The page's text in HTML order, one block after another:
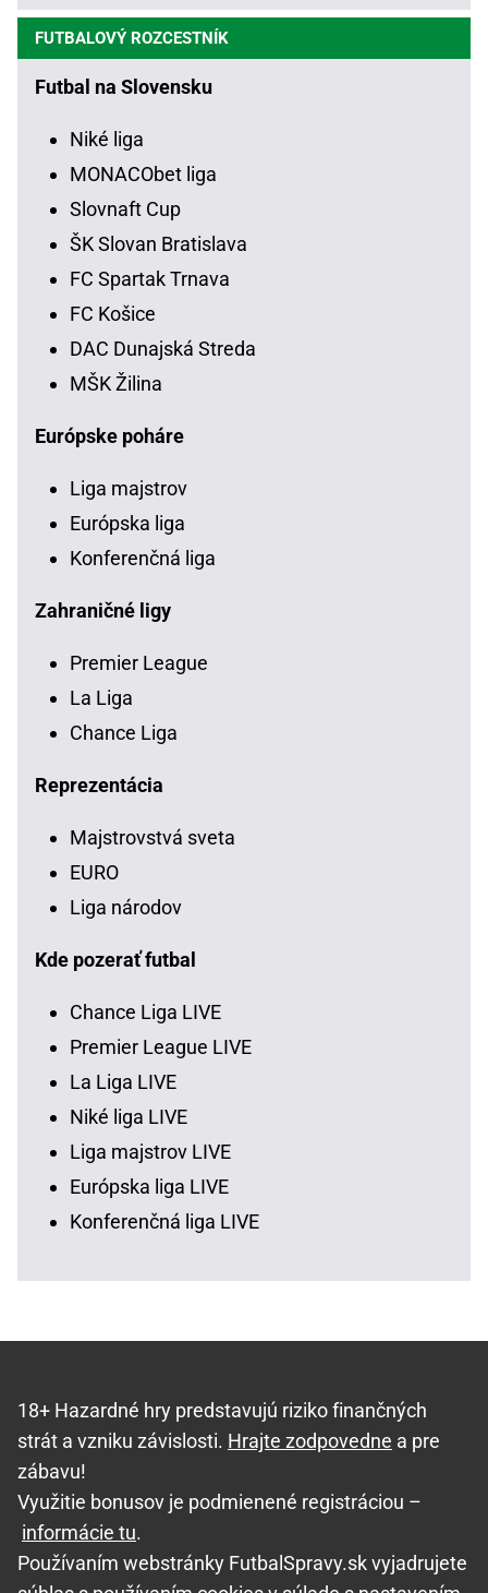
FUTBALOVÝ ROZCESTNÍK
Futbal na Slovensku
Niké liga
MONACObet liga
Slovnaft Cup
ŠK Slovan Bratislava
FC Spartak Trnava
FC Košice
DAC Dunajská Streda
MŠK Žilina
Európske poháre
Liga majstrov
Európska liga
Konferenčná liga
Zahraničné ligy
Premier League
La Liga
Chance Liga
Reprezentácia
Majstrovstvá sveta
EURO
Liga národov
Kde pozerať futbal
Chance Liga LIVE
Premier League LIVE
La Liga LIVE
Niké liga LIVE
Liga majstrov LIVE
Európska liga LIVE
Konferenčná liga LIVE
18+ Hazardné hry predstavujú riziko finančných
strát a vzniku závislosti. Hrajte zodpovedne a pre
zábavu!
Využitie bonusov je podmienené registráciou –
informácie tu.
Používaním webstránky FutbalSpravy.sk vyjadrujete